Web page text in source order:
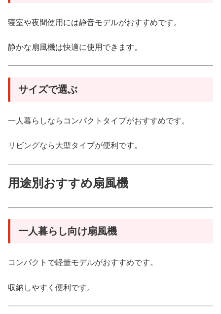
寝室や夜間使用には静音モデルがおすすめです。
静かな扇風機は快適に使用できます。
サイズで選ぶ
一人暮らしならコンパクトタイプがおすすめです。
リビングなら大型タイプが便利です。
用途別おすすめ扇風機
一人暮らし向け扇風機
コンパクトで軽量モデルがおすすめです。
収納しやすく便利です。